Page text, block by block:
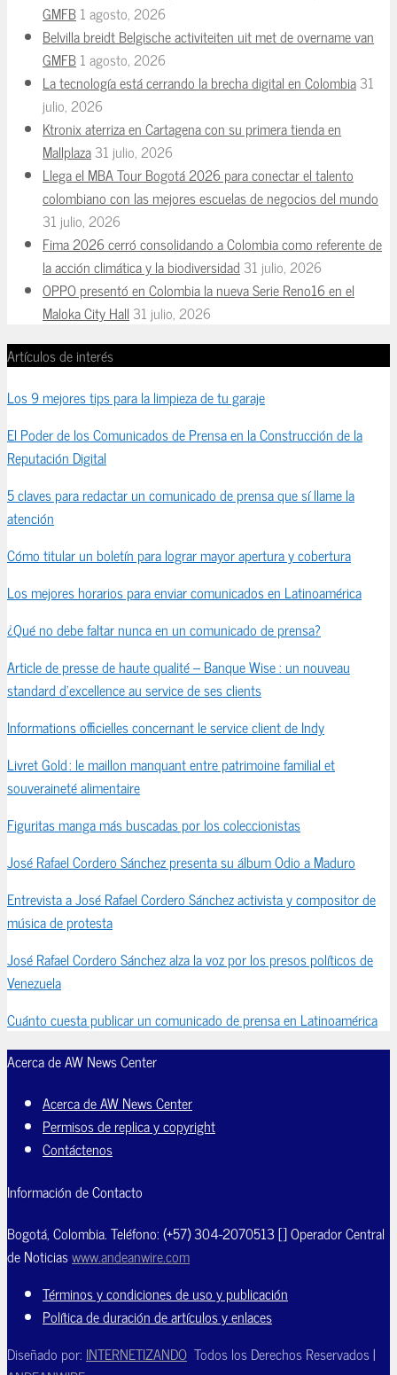
GMFB1 agosto, 2026
Belvilla breidt Belgische activiteiten uit met de overname van
GMFB1 agosto, 2026
La tecnología está cerrando la brecha digital en Colombia31
julio, 2026
Ktronix aterriza en Cartagena con su primera tienda en
Mallplaza31 julio, 2026
Llega el MBA Tour Bogotá 2026 para conectar el talento
colombiano con las mejores escuelas de negocios del mundo
31 julio, 2026
Fima 2026 cerró consolidando a Colombia como referente de
la acción climática y la biodiversidad 31 julio, 2026
OPPO presentó en Colombia la nueva Serie Reno16 en el
Maloka City Hall 31 julio, 2026
Artículos de interés
Los 9 mejores tips para la limpieza de tu garaje
El Poder de los Comunicados de Prensa en la Construcción de la
Reputación Digital
5 claves para redactar un comunicado de prensa que sí llame la
atención
Cómo titular un boletín para lograr mayor apertura y cobertura
Los mejores horarios para enviar comunicados en Latinoamérica
¿Qué no debe faltar nunca en un comunicado de prensa?
Article de presse de haute qualité – Banque Wise : un nouveau
standard d’excellence au service de ses clients
Informations officielles concernant le service client de Indy
Livret Gold : le maillon manquant entre patrimoine familial et
souveraineté alimentaire
Figuritas manga más buscadas por los coleccionistas
José Rafael Cordero Sánchez presenta su álbum Odio a Maduro
Entrevista a José Rafael Cordero Sánchez activista y compositor de
música de protesta
José Rafael Cordero Sánchez alza la voz por los presos políticos de
Venezuela
Cuánto cuesta publicar un comunicado de prensa en Latinoamérica
Acerca de AW News Center
Acerca de AW News Center
Permisos de replica y copyright
Contáctenos
Información de Contacto
Bogotá, Colombia. Teléfono: (+57) 304-2070513 [] Operador Central
de Noticiaswww.andeanwire.com
Términos y condiciones de uso y publicación
Política de duración de artículos y enlaces
Diseñado por: INTERNETIZANDO Todos los Derechos Reservados |